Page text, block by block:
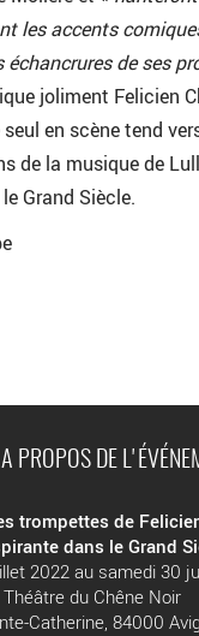
les accents
échancrures de ses
joliment Felicien
en scène tend
de la musique de
Grand Siècle.
A PROPOS DE
trompettes de
dans le Grand
2022 au samedi 30
du Chêne Noir
Catherine, 84000